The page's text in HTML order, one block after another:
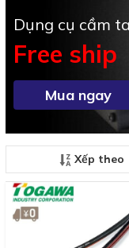
Dụng cụ cầm
Free ship
Mua ngay
Xếp theo